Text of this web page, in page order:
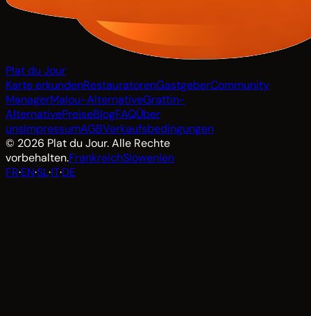
Plat du Jour
Karte erkundenRestauratorenGastgeberCommunity
ManagerMalou-AlternativeGrattin-
AlternativePreiseBlogFAQÜber
unsImpressumAGBVerkaufsbedingungen
© 2026 Plat du Jour. Alle Rechte
vorbehalten.FrankreichSlowenien
FR·EN·SL·IT·DE